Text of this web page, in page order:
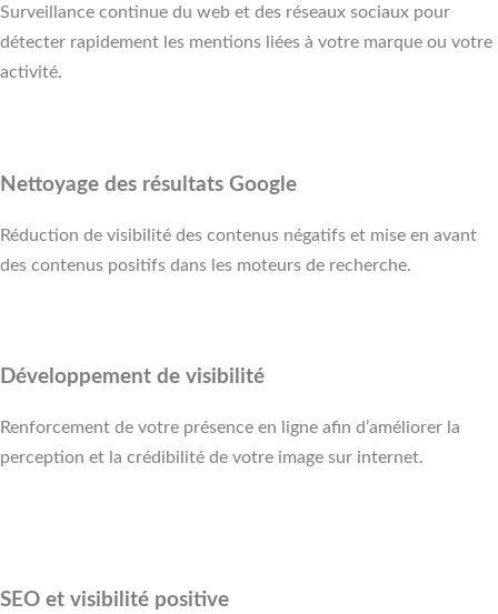
Surveillance continue du web et des réseaux sociaux pour
détecter rapidement les mentions liées à votre marque ou votre
activité.
Nettoyage des résultats Google
Réduction de visibilité des contenus négatifs et mise en avant
des contenus positifs dans les moteurs de recherche.
Développement de visibilité
Renforcement de votre présence en ligne afin d’améliorer la
perception et la crédibilité de votre image sur internet.
SEO et visibilité positive